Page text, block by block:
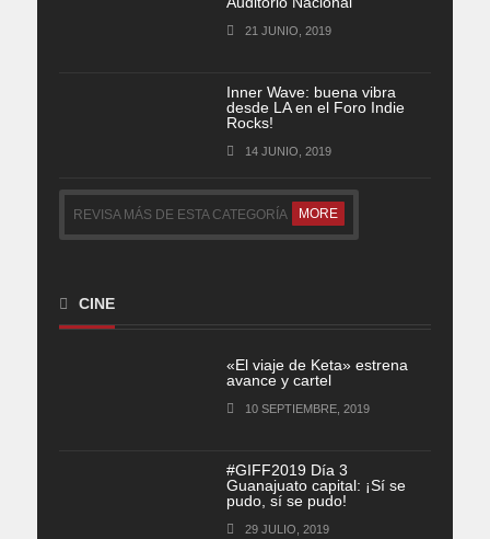
21 JUNIO, 2019
Inner Wave: buena vibra
desde LA en el Foro Indie
Rocks!
14 JUNIO, 2019
REVISA MÁS DE ESTA CATEGORÍA MORE
CINE
«El viaje de Keta» estrena
avance y cartel
10 SEPTIEMBRE, 2019
#GIFF2019 Día 3
Guanajuato capital: ¡Sí se
pudo, sí se pudo!
29 JULIO, 2019